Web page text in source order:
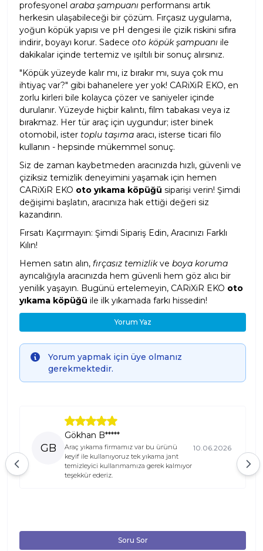
profesyonel araba şampuanı performansı artık
herkesin ulaşabileceği bir çözüm. Fırçasız uygulama,
yoğun köpük yapısı ve pH dengesi ile çizik riskini sıfıra
indirir, boyayı korur. Sadece oto köpük şampuanı ile
dakikalar içinde tertemiz ve ışıltılı bir sonuç alırsınız.
"Köpük yüzeyde kalır mı, iz bırakır mı, suya çok mu
ihtiyaç var?" gibi bahanelere yer yok! CARiXiR EKO, en
zorlu kirleri bile kolayca çözer ve saniyeler içinde
durulanır. Yüzeyde hiçbir kalıntı, film tabakası veya iz
bırakmaz. Her tür araç için uygundur; ister binek
otomobil, ister toplu taşıma aracı, isterse ticari filo
kullanın - hepsinde mükemmel sonuç.
Siz de zaman kaybetmeden aracınızda hızlı, güvenli ve
çiziksiz temizlik deneyimini yaşamak için hemen
CARiXiR EKO oto yıkama köpüğü siparişi verin! Şimdi
değişimi başlatın, aracınıza hak ettiği değeri siz
kazandırın.
Fırsatı Kaçırmayın: Şimdi Sipariş Edin, Aracınızı Farklı
Kılın!
Hemen satın alın, fırçasız temizlikve boya koruma
ayrıcalığıyla aracınızda hem güvenli hem göz alıcı bir
yenilik yaşayın. Bugünü ertelemeyin, CARiXiR EKO oto
yıkama köpüğü ile ilk yıkamada farkı hissedin!
Yorum Yaz
Info
Yorum yapmak için üye olmanız
gerekmektedir.
GB
Gökhan B*****
Araç yıkama firmamız var bu ürünü
keyif ile kullanıyoruz tek yıkama jant
temizleyici kullanmamıza gerek kalmıyor
teşekkür ederiz.
10.06.2026
Soru Sor